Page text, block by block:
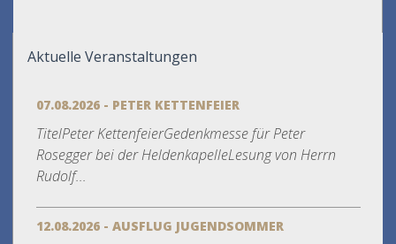
Aktuelle Veranstaltungen
07.08.2026 - PETER KETTENFEIER
TitelPeter KettenfeierGedenkmesse für Peter
Rosegger bei der HeldenkapelleLesung von Herrn
Rudolf...
12.08.2026 - AUSFLUG JUGENDSOMMER